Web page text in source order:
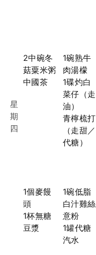
星
期
四
2中碗冬
菇粟米粥
中國茶
1碗熟牛
肉湯檬
1碟灼白
菜仔（走
油）
青檸梳打
（走甜／
代糖）
1個麥饅
頭
1杯無糖
豆漿
1碗低脂
白汁雞絲
意粉
1罐代糖
汽水